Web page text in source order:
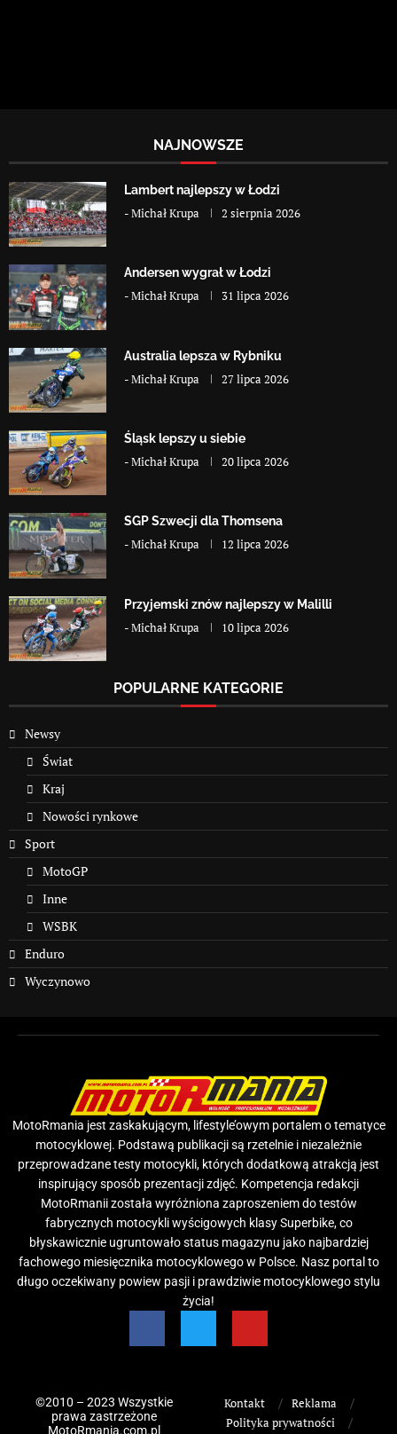
NAJNOWSZE
Lambert najlepszy w Łodzi
-Michał Krupa 2 sierpnia 2026
Andersen wygrał w Łodzi
-Michał Krupa 31 lipca 2026
Australia lepsza w Rybniku
-Michał Krupa 27 lipca 2026
Śląsk lepszy u siebie
-Michał Krupa 20 lipca 2026
SGP Szwecji dla Thomsena
-Michał Krupa 12 lipca 2026
Przyjemski znów najlepszy w Malilli
-Michał Krupa 10 lipca 2026
POPULARNE KATEGORIE
Newsy
Świat
Kraj
Nowości rynkowe
Sport
MotoGP
Inne
WSBK
Enduro
Wyczynowo
MotoRmania jest zaskakującym, lifestyle’owym portalem o tematyce
motocyklowej. Podstawą publikacji są rzetelnie i niezależnie
przeprowadzane testy motocykli, których dodatkową atrakcją jest
inspirujący sposób prezentacji zdjęć. Kompetencja redakcji
MotoRmanii została wyróżniona zaproszeniem do testów
fabrycznych motocykli wyścigowych klasy Superbike, co
błyskawicznie ugruntowało status magazynu jako najbardziej
fachowego miesięcznika motocyklowego w Polsce. Nasz portal to
długo oczekiwany powiew pasji i prawdziwie motocyklowego stylu
życia!
©2010 – 2023 Wszystkie
prawa zastrzeżone
MotoRmania.com.pl
Kontakt
Reklama
Polityka prywatności